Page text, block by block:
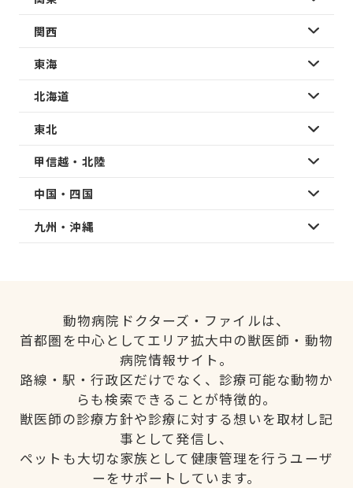
関西
東海
北海道
東北
甲信越・北陸
中国・四国
九州・沖縄
動物病院ドクターズ・ファイルは、
首都圏を中心としてエリア拡大中の獣医師・動物
病院情報サイト。
路線・駅・行政区だけでなく、診療可能な動物か
らも検索できることが特徴的。
獣医師の診療方針や診療に対する想いを取材し記
事として発信し、
ペットも大切な家族として健康管理を行うユーザ
ーをサポートしています。